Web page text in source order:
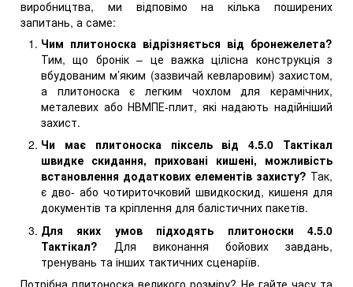
виробництва, ми відповімо на кілька поширених
запитань, а саме:
Чим плитоноска відрізняється від бронежелета?
Тим, що бронік – це важка цілісна конструкція з
вбудованим м’яким (зазвичай кевларовим) захистом,
а плитоноска є легким чохлом для керамічних,
металевих або НВМПЕ-плит, які надають надійніший
захист.
Чи має плитоноска піксель від 4.5.0 Тактікал
швидке скидання, приховані кишені, можливість
встановлення додаткових елементів захисту? Так,
є дво- або чотириточковий швидкоскид, кишеня для
документів та кріплення для балістичних пакетів.
Для яких умов підходять плитоноски 4.5.0
Тактікал? Для виконання бойових завдань,
тренувань та інших тактичних сценаріїв.